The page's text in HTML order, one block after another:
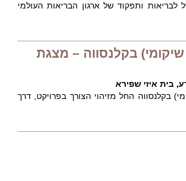
ותפקוד של ארגון הבריאות העולמי
בקלנסווה – מצגת
בית איזי שפירא
בקלנסווה החל מזיהוי הצורך בפרויקט, דרך